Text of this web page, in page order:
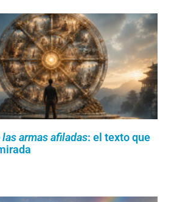
las armas afiladas: el texto que